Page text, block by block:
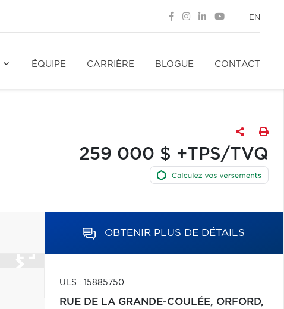
EN
ÉQUIPE CARRIÈRE BLOGUE CONTACT
259 000 $ +TPS/TVQ
OBTENIR PLUS DE DÉTAILS
ULS : 15885750
RUE DE LA GRANDE-COULÉE, ORFORD,